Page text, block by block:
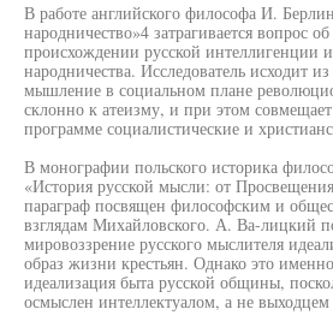
В работе английского философа И.
народничество»4 затрагивается вопрос
происхождении русской интеллигенции и
народничества. Исследователь исходит
мышление в социальном плане
склонно к атеизму, и при этом совмещает
программе социалистические и
В монографии польского историка
«История русской мысли: от
параграф посвящен философским и
взглядам Михайловского. А. Ва-лицкий
мировоззрение русского мыслителя
образ жизни крестьян. Однако это
идеализация быта русской общины,
осмыслен интеллектуалом, а не выходцем